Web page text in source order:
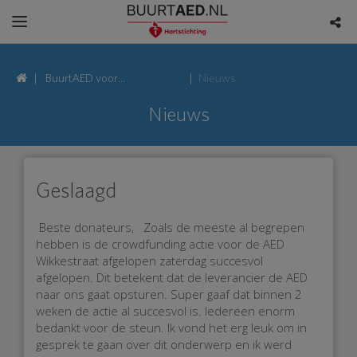
BuurtAED voor
Wikkestraat, 2153 Nieuw-
Nieuws
Nieuws
Geslaagd
Beste donateurs, Zoals de meeste al begrepen
hebben is de crowdfunding actie voor de AED
Wikkestraat afgelopen zaterdag succesvol
afgelopen. Dit betekent dat de leverancier de AED
naar ons gaat opsturen. Super gaaf dat binnen 2
weken de actie al succesvol is. Iedereen enorm
bedankt voor de steun. Ik vond het erg leuk om in
gesprek te gaan over dit onderwerp en ik werd